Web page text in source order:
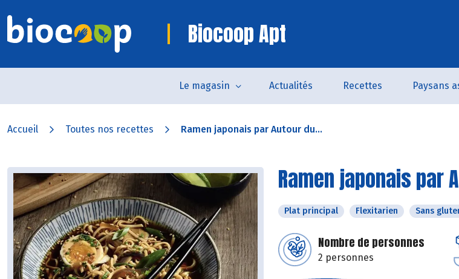
Biocoop Apt
Le magasin Actualités Recettes Paysans
Accueil Toutes nos recettes Ramen japonais par Autour du...
Ramen japonais par
Plat principal Flexitarien Sans
Nombre de personnes
2 personnes